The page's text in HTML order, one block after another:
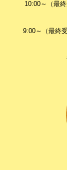
10:00～（最
9:00～（最終